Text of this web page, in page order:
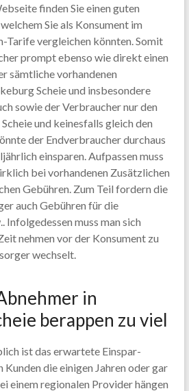
finden Sie einen guten
Sie als Konsument im
Tarife vergleichen könnten. Somit
prompt ebenso wie direkt einen
sämtliche vorhandenen
Scheie und insbesondere
sowie der Verbraucher nur den
und keinesfalls gleich den
der Endverbraucher durchaus
einsparen. Aufpassen muss
bei vorhandenen Zusätzlichen
Gebühren. Zum Teil fordern die
auch Gebühren für die
Infolgedessen muss man sich
nehmen vor der Konsument zu
wechselt.
in
berappen zu viel
ist das erwartete Einspar-
die einigen Jahren oder gar
einem regionalen Provider hängen